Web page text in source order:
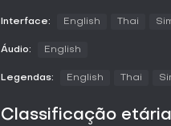
voando a NPCs conversando,
e selecionar objetos, ideais
variedade, como organizar
Interface: English Thai
Áudio: English
Legendas: English Thai
Classificação etária